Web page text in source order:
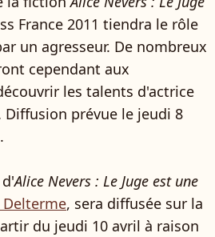
France 2011 tiendra le rôle
un agresseur. De nombreux
cependant aux
les talents d'actrice
prévue le jeudi 8
Alice Nevers : Le Juge est une
, sera diffusée sur la
du jeudi 10 avril à raison